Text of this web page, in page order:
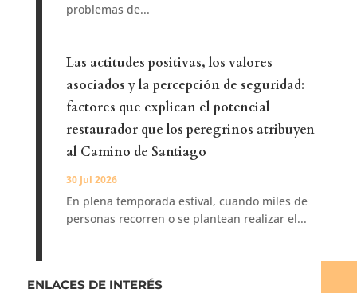
problemas de...
Las actitudes positivas, los valores
asociados y la percepción de seguridad:
factores que explican el potencial
restaurador que los peregrinos atribuyen
al Camino de Santiago
30 Jul 2026
En plena temporada estival, cuando miles de
personas recorren o se plantean realizar el...
ENLACES DE INTERÉS